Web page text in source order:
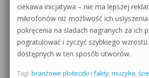
ciekawa inicjatywa – nie ma lepszej
mikrofonów niż możliwość ich
pokręcenia na śladach nagranych za ich
pogratulować i życzyć szybkiego wzrostu
dostępnych w ten sposób utworów.
Tagi: branżowe ploteczki i fakty, muzyka,